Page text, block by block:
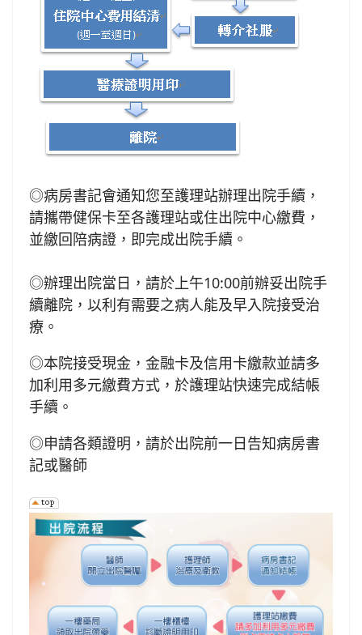
◎病房書記會通知您至護理站辦理出院手續，
請攜帶健保卡至各護理站或住出院中心繳費，
並繳回陪病證，即完成出院手續。
◎辦理出院當日，請於上午10:00前辦妥出院手
續離院，以利有需要之病人能及早入院接受治
療。
◎本院接受現金，金融卡及信用卡繳款並請多
加利用多元繳費方式，於護理站快速完成結帳
手續。
◎申請各類證明，請於出院前一日告知病房書
記或醫師